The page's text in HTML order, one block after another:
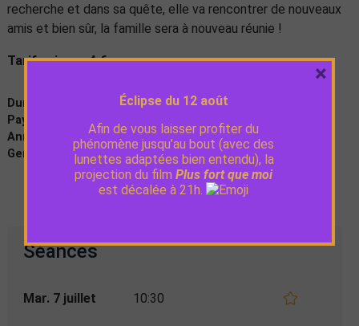
recherche et dans sa quête, elle va rencontrer de nouveaux
amis et bien sûr, la famille sera à nouveau réunie !
Tarif unique : 4 €
Durée :
Pays :
Grande-Bretagne, Portugal, France
Année de production : 2025
Genre :
Animation, Famille
Séances
Mar. 7 juillet 10:30
Éclipse du 12 août
Afin de vous laisser profiter du
phénomène jusqu’au bout (avec des
lunettes adaptées bien entendu), la
projection du film Plus fort que moi
est décalée à 21h.
×